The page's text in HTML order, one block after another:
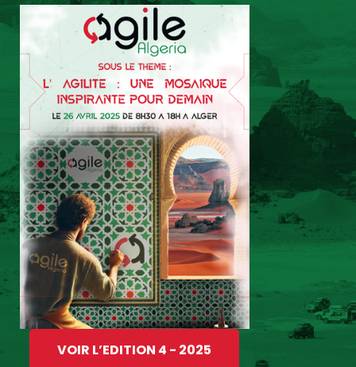
VOIR L’EDITION 4 - 2025